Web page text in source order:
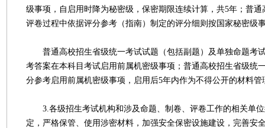
级事项，自启用时降为秘密级，保密期限连续计算，共5年；普
评卷过程中依据评分参考（指南）制定的评分细则按国家秘密级
普通高校招生省级统一考试试题（包括副题）及单独命题考
考答案在本科目考试启用前属机密级事项；普通高校招生省级统
分参考启用前属机密级事项，启用后5年内作为不得公开的材料管
3.各级招生考试机构和涉及命题、制卷、评卷工作的相关单位
定，严格保管、使用涉密材料，加强安全保密设施建设，完善安